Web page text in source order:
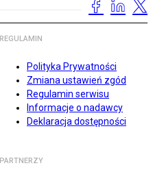
REGULAMIN
Polityka Prywatności
Zmiana ustawień zgód
Regulamin serwisu
Informacje o nadawcy
Deklaracja dostępności
PARTNERZY